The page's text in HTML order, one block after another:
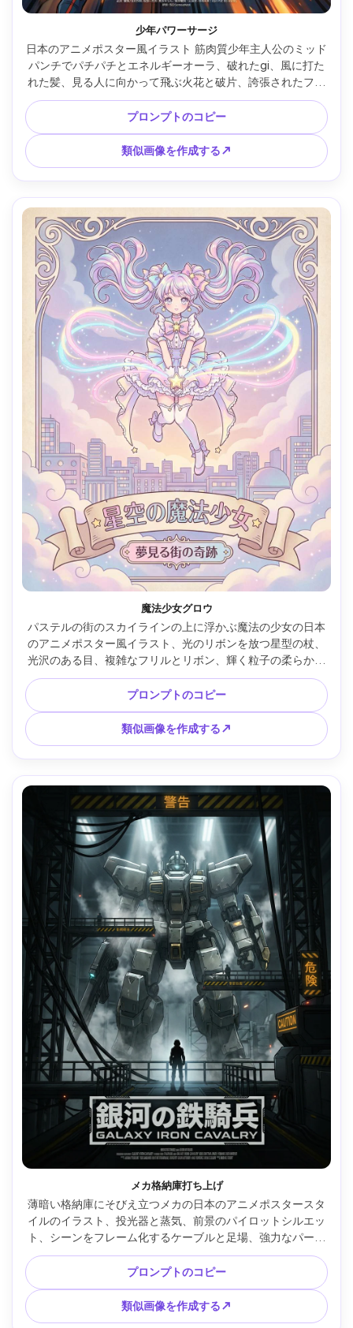
少年パワーサージ
日本のアニメポスター風イラスト 筋肉質少年主人公のミッド
パンチでパチパチとエネルギーオーラ、破れたgi、風に打た
れた髪、見る人に向かって飛ぶ火花と破片、誇張されたフォ
アショートニング、ドラマチックなスピードライン、鮮やか
な暖かいハイライト、すっきりとしたセルシェーディング、
大きな中央のタイトルブロックと短いキャッチフレーズを備
えたポスターレイアウト、放射状バーストの最小限の背景、
プロフェッショナルなキービジュアル構成、85mmレンズ、
浅い被写界深度 --ar 4:5
プロンプトのコピー
類似画像を作成する↗
魔法少女グロウ
パステルの街のスカイラインの上に浮かぶ魔法の少女の日本
のアニメポスター風イラスト、光のリボンを放つ星型の杖、
光沢のある目、複雑なフリルとリボン、輝く粒子の柔らかい
グラデーション、夢のような雲、エレガントな対称構図、か
わいい字幕領域を備えた大きくて清潔なタイトルスペース、
微妙な紙の質感、非常に詳細なプロのアニメキーアート --ar
4:5
プロンプトのコピー
類似画像を作成する↗
メカ格納庫打ち上げ
薄暗い格納庫にそびえ立つメカの日本のアニメポスタースタ
イルのイラスト、投光器と蒸気、前景のパイロットシルエッ
ト、シーンをフレーム化するケーブルと足場、強力なパース
ペクティブライン、シャープなハイライトを備えたメタリッ
クセルシェーディング、警告ストライプとサイネージ、映画
のような雰囲気、3番目の下に大胆なタイトルブロック、薄
いクレジットストリップ、壮大なブロックバスターキービジ
ュアル、85mmレンズ、浅い被写界深度 --ar 4:5
プロンプトのコピー
類似画像を作成する↗